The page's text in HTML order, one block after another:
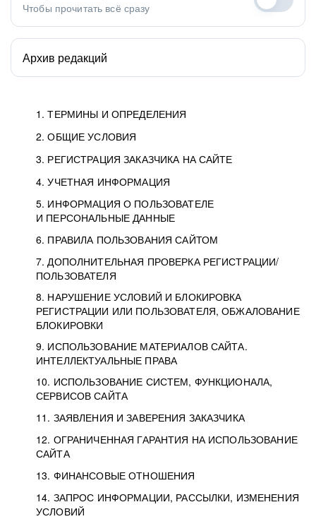
1. ТЕРМИНЫ И ОПРЕДЕЛЕНИЯ
2. ОБЩИЕ УСЛОВИЯ
3. РЕГИСТРАЦИЯ ЗАКАЗЧИКА НА САЙТЕ
4. УЧЕТНАЯ ИНФОРМАЦИЯ
5. ИНФОРМАЦИЯ О ПОЛЬЗОВАТЕЛЕ
И ПЕРСОНАЛЬНЫЕ ДАННЫЕ
6. ПРАВИЛА ПОЛЬЗОВАНИЯ САЙТОМ
7. ДОПОЛНИТЕЛЬНАЯ ПРОВЕРКА РЕГИСТРАЦИИ/
ПОЛЬЗОВАТЕЛЯ
8. НАРУШЕНИЕ УСЛОВИЙ И БЛОКИРОВКА
РЕГИСТРАЦИИ ИЛИ ПОЛЬЗОВАТЕЛЯ, ОБЖАЛОВАНИЕ
БЛОКИРОВКИ
9. ИСПОЛЬЗОВАНИЕ МАТЕРИАЛОВ САЙТА.
ИНТЕЛЛЕКТУАЛЬНЫЕ ПРАВА
10. ИСПОЛЬЗОВАНИЕ СИСТЕМ, ФУНКЦИОНАЛА,
СЕРВИСОВ САЙТА
11. ЗАЯВЛЕНИЯ И ЗАВЕРЕНИЯ ЗАКАЗЧИКА
12. ОГРАНИЧЕННАЯ ГАРАНТИЯ НА ИСПОЛЬЗОВАНИЕ
САЙТА
13. ФИНАНСОВЫЕ ОТНОШЕНИЯ
14. ЗАПРОС ИНФОРМАЦИИ, РАССЫЛКИ, ИЗМЕНЕНИЯ
УСЛОВИЙ
Чтобы прочитать всё сразу
Архив редакций